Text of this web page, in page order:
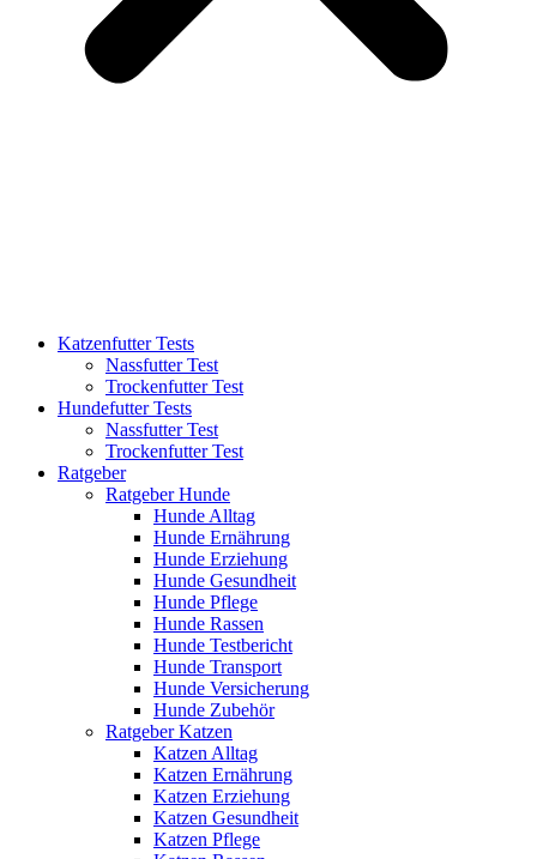
Katzenfutter Tests
Nassfutter Test
Trockenfutter Test
Hundefutter Tests
Nassfutter Test
Trockenfutter Test
Ratgeber
Ratgeber Hunde
Hunde Alltag
Hunde Ernährung
Hunde Erziehung
Hunde Gesundheit
Hunde Pflege
Hunde Rassen
Hunde Testbericht
Hunde Transport
Hunde Versicherung
Hunde Zubehör
Ratgeber Katzen
Katzen Alltag
Katzen Ernährung
Katzen Erziehung
Katzen Gesundheit
Katzen Pflege